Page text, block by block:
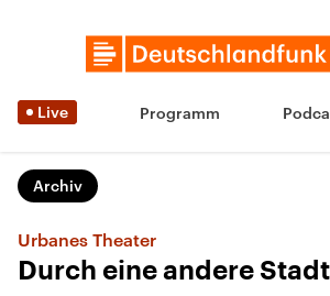
Live Programm
Archiv
Urbanes Theater
Durch eine andere Stadt